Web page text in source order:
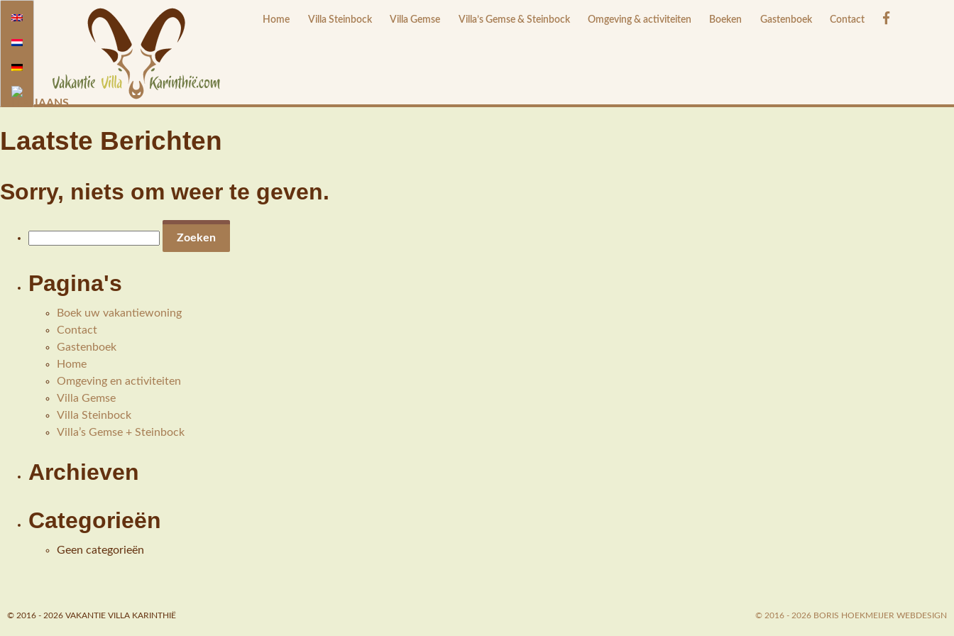
Home Villa Steinbock Villa Gemse Villa’s Gemse & Steinbock Omgeving & activiteiten Boeken Gastenboek Contact
Laatste Berichten
Sorry, niets om weer te geven.
naar:
Pagina's
Boek uw vakantiewoning
Contact
Gastenboek
Home
Omgeving en activiteiten
Villa Gemse
Villa Steinbock
Villa’s Gemse + Steinbock
Archieven
Categorieën
Geen categorieën
© 2016 - 2026 VAKANTIE VILLA KARINTHIË © 2016 - 2026 BORIS HOEKMEIJER WEBDESIGN